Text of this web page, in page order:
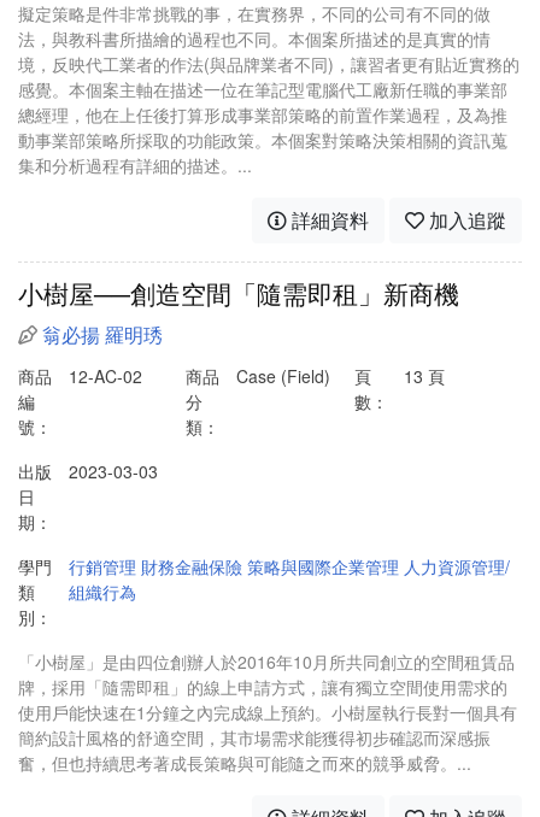
擬定策略是件非常挑戰的事，在實務界，不同的公司有不同的做
法，與教科書所描繪的過程也不同。本個案所描述的是真實的情
境，反映代工業者的作法(與品牌業者不同)，讓習者更有貼近實務的
感覺。本個案主軸在描述一位在筆記型電腦代工廠新任職的事業部
總經理，他在上任後打算形成事業部策略的前置作業過程，及為推
動事業部策略所採取的功能政策。本個案對策略決策相關的資訊蒐
集和分析過程有詳細的描述。...
詳細資料 加入追蹤
小樹屋──創造空間「隨需即租」新商機
翁必揚羅明琇
商品
編
號：
12-AC-02
商品
分
類：
Case (Field)
頁
數：
13 頁
出版
日
期：
2023-03-03
學門
類
別：
行銷管理 財務金融保險 策略與國際企業管理 人力資源管理/
組織行為
「小樹屋」是由四位創辦人於2016年10月所共同創立的空間租賃品
牌，採用「隨需即租」的線上申請方式，讓有獨立空間使用需求的
使用戶能快速在1分鐘之內完成線上預約。小樹屋執行長對一個具有
簡約設計風格的舒適空間，其市場需求能獲得初步確認而深感振
奮，但也持續思考著成長策略與可能隨之而來的競爭威脅。...